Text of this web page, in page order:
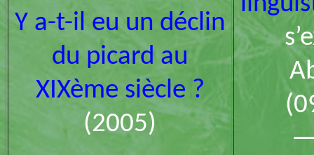
Y a-t-il eu un déclin
du picard au
XIXème siècle ?
(2005)